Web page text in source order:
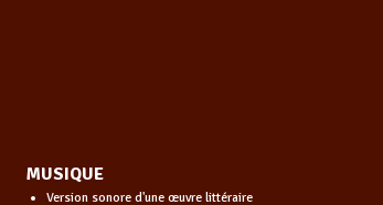
MUSIQUE
Version sonore d'une œuvre littéraire